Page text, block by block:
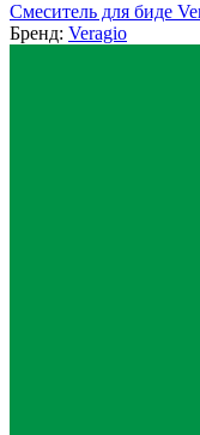
Смеситель для биде
Бренд: Veragio